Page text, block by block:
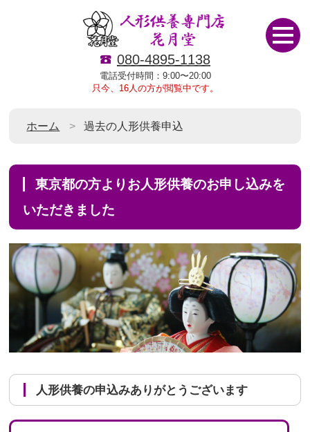
080-4895-1138
電話受付時間：9:00〜20:00
只今、16人の方が閲覧中です。
ホーム 過去の人形供養申込
東京都の方よりお人形供養のお申し込みを
いただきました
人形供養の申込みありがとうございます